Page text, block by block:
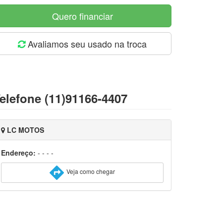
Quero financiar
Avaliamos seu usado na troca
(11)91166-4407
LC MOTOS
Endereço: - - - -
Veja como chegar